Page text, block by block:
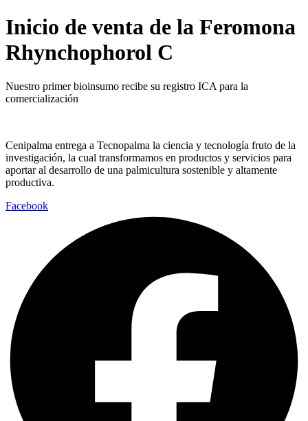
Inicio de venta de la Feromona
Rhynchophorol C
Nuestro primer bioinsumo recibe su registro ICA para la
comercialización
Cenipalma entrega a Tecnopalma la ciencia y tecnología fruto de la
investigación, la cual transformamos en productos y servicios para
aportar al desarrollo de una palmicultura sostenible y altamente
productiva.
Facebook